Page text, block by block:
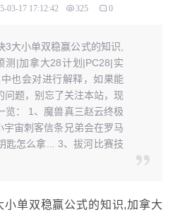
03-17 17:12:42 325 0
3大小单双稳赢公式的知识,
测|加拿大28计划|PC28|实
也会对进行解释，如果能
问题，别忘了关注本站，现
览： 1、魔兽真三赵云终极
宙刺客信条兄弟会在罗马
匙怎么拿... 3、拔河比赛技
单双稳赢公式的知识,加拿大